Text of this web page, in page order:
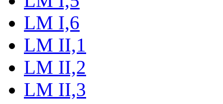
LM I,6
LM II,1
LM II,2
LM II,3